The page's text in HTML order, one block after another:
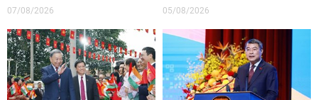
07/08/2026
05/08/2026